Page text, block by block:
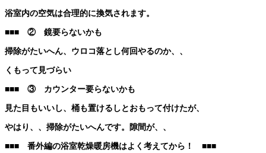
浴室内の空気は合理的に換気されます。
■■■ ② 鏡要らないかも
掃除がたいへん、ウロコ落とし何回やるのか、、
くもって見づらい
■■■ ③ カウンター要らないかも
見た目もいいし、桶も置けるしとおもって付けたが、
やはり、、掃除がたいへんです。隙間が、、
■■■ 番外編の浴室乾燥暖房機はよく考えてから！ ■■■